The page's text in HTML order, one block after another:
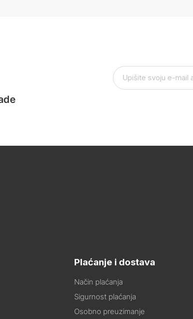
Plaćanje i dostava
Način plaćanja
Sigurnost plaćanja
Osobno preuzimanje